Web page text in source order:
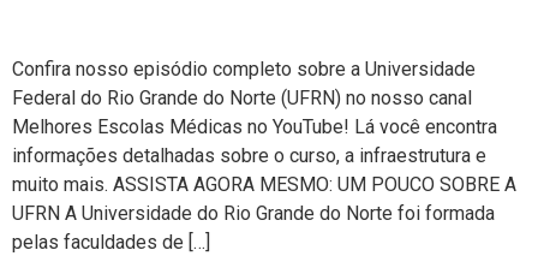
Confira nosso episódio completo sobre a Universidade
Federal do Rio Grande do Norte (UFRN) no nosso canal
Melhores Escolas Médicas no YouTube! Lá você encontra
informações detalhadas sobre o curso, a infraestrutura e
muito mais. ASSISTA AGORA MESMO: UM POUCO SOBRE A
UFRN A Universidade do Rio Grande do Norte foi formada
pelas faculdades de […]